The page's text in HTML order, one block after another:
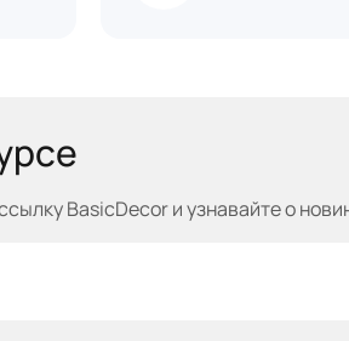
BasicDecor и узнавайтео